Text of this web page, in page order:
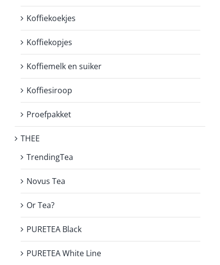
Koffiekoekjes
Koffiekopjes
Koffiemelk en suiker
Koffiesiroop
Proefpakket
THEE
TrendingTea
Novus Tea
Or Tea?
PURETEA Black
PURETEA White Line